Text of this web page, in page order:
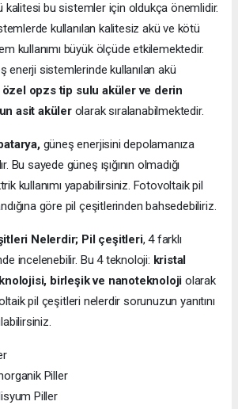
kalitesi bu sistemler için oldukça önemlidir.
kullanılan kalitesiz akü ve kötü
kullanımı büyük ölçüde etkilemektedir.
enerji sistemlerinde kullanılan akü
özel opzs tip sulu aküler ve derin
asit akülerolarak sıralanabilmektedir.
güneş enerjisini depolamanıza
Bu sayede güneş ışığının olmadığı
kullanımı yapabilirsiniz. Fotovoltaik pil
göre pil çeşitlerinden bahsedebiliriz.
Nelerdir; Pil çeşitleri, 4 farklı
incelenebilir. Bu 4 teknoloji: kristal
birleşik ve nanoteknoloji olarak
pil çeşitleri nelerdir sorunuzun yanıtını
Piller
Piller